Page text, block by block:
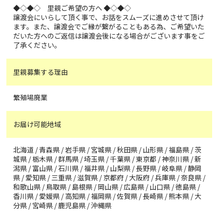
◆◇◆◇ 里親ご希望の方へ ◆◇◆◇
譲渡会にいらして頂く事で、お話をスムーズに進めさせて頂け
ます。また、譲渡会でご縁が繋がることもある為、ご希望いた
だいた方へのご返信は譲渡会後になる場合がございます事をご
了承ください。
里親募集する理由
繁殖場廃業
お届け可能地域
北海道 / 青森県 / 岩手県 / 宮城県 / 秋田県 / 山形県 / 福島県 / 茨
城県 / 栃木県 / 群馬県 / 埼玉県 / 千葉県 / 東京都 / 神奈川県 / 新
潟県 / 富山県 / 石川県 / 福井県 / 山梨県 / 長野県 / 岐阜県 / 静岡
県 / 愛知県 / 三重県 / 滋賀県 / 京都府 / 大阪府 / 兵庫県 / 奈良県 /
和歌山県 / 鳥取県 / 島根県 / 岡山県 / 広島県 / 山口県 / 徳島県 /
香川県 / 愛媛県 / 高知県 / 福岡県 / 佐賀県 / 長崎県 / 熊本県 / 大
分県 / 宮崎県 / 鹿児島県 / 沖縄県